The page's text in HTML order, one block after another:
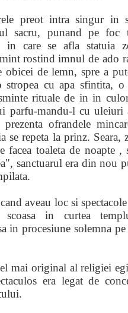
preot intra singur in
sacru, punand pe foc
in care se afla statuia
rostind imnul de ado
obicei de lemn, spre a
stropea cu apa sfintita,
rituale de in in
parfu-mandu-l cu uleiuri
ofrandele
se repeta la prinz. Seara,
facea toaleta de noapte ,
sanctuarul era din nou
aveau loc si
scoasa in curtea
in procesiune solemna
mai original al religiei
era legat de